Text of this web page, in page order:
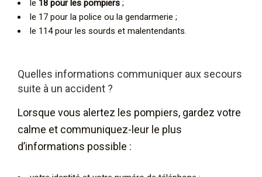
le 18 pour les pompiers ;
le 17 pour la police ou la gendarmerie ;
le 114 pour les sourds et malentendants.
Quelles informations communiquer aux secours
suite à un accident ?
Lorsque vous alertez les pompiers, gardez votre
calme et communiquez-leur le plus
d’informations possible :